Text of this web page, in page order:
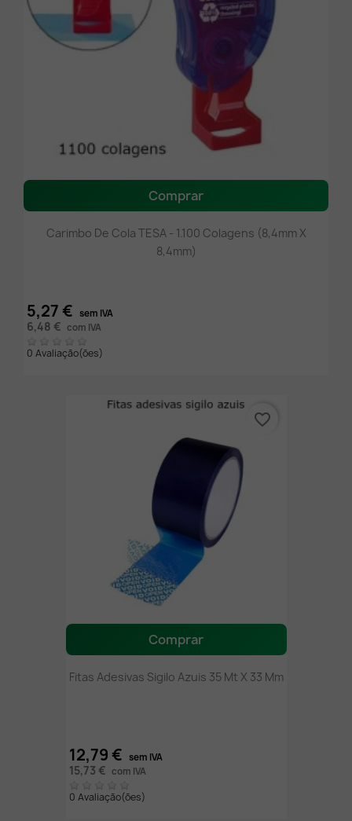
Comprar
Carimbo De Cola TESA - 1.100 Colagens (8,4mm X
8,4mm)
5,27 € sem IVA
6,48 € com IVA
0 Avaliação(ões)
Comprar
Fitas Adesivas Sigilo Azuis 35 Mt X 33 Mm
12,79 € sem IVA
15,73 € com IVA
0 Avaliação(ões)
favorite_border